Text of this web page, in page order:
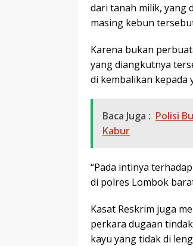
dari tanah milik, yang
masing kebun
Karena bukan
yang diangkutnya
di kembalikan kepada
Baca Juga : Polisi
Kabur
“Pada intinya
di polres Lombok
Kasat Reskrim juga
perkara dugaan
kayu yang tidak di